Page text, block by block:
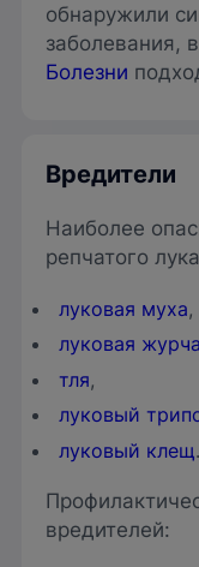
обнаружили
заболевания,
Болезни
Вредители
Наиболее
репчатого
луковая муха,
луковая
тля,
луковый
луковый клещ.
вредителей: